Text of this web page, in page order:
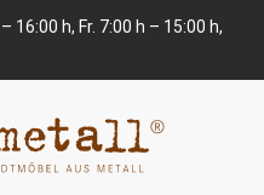
16:00 h, Fr. 7:00 h – 15:00 h,